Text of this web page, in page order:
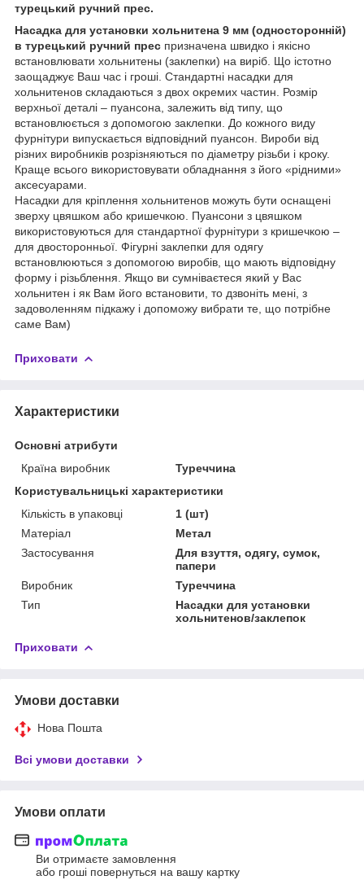
турецький ручний прес.
Насадка для установки хольнитена 9 мм (односторонній)
в турецький ручний прес призначена швидко і якісно
встановлювати хольнитены (заклепки) на виріб. Що істотно
заощаджує Ваш час і гроші. Стандартні насадки для
хольнитенов складаються з двох окремих частин. Розмір
верхньої деталі – пуансона, залежить від типу, що
встановлюється з допомогою заклепки. До кожного виду
фурнітури випускається відповідний пуансон. Вироби від
різних виробників розрізняються по діаметру різьби і кроку.
Краще всього використовувати обладнання з його «рідними»
аксесуарами.
Насадки для кріплення хольнитенов можуть бути оснащені
зверху цвяшком або кришечкою. Пуансони з цвяшком
використовуються для стандартної фурнітури з кришечкою –
для двосторонньої. Фігурні заклепки для одягу
встановлюються з допомогою виробів, що мають відповідну
форму і різьблення. Якщо ви сумніваєтеся який у Вас
хольнитен і як Вам його встановити, то дзвоніть мені, з
задоволенням підкажу і допоможу вибрати те, що потрібне
саме Вам)
Приховати
Характеристики
Основні атрибути
Країна виробник
Туреччина
Користувальницькі характеристики
Кількість в упаковці
1 (шт)
Матеріал
Метал
Застосування
Для взуття, одягу, сумок,
папери
Виробник
Туреччина
Тип
Насадки для установки
хольнитенов/заклепок
Приховати
Умови доставки
Нова Пошта
Всі умови доставки
Умови оплати
Ви отримаєте замовлення
або гроші повернуться на вашу картку